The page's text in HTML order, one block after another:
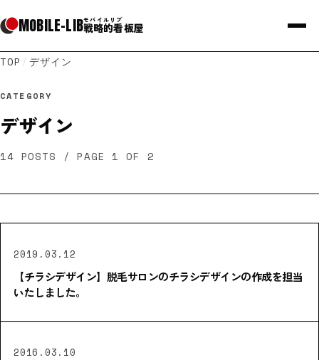
MOBILE-LIBモバイルリブ
戦略的看板屋
TOP / デザイン
CATEGORY
デザイン
14 POSTS / PAGE 1 OF 2
2019.03.12
【チラシデザイン】脱毛サロンのチラシデザインの作成を担当
いたしました。
2016.03.10